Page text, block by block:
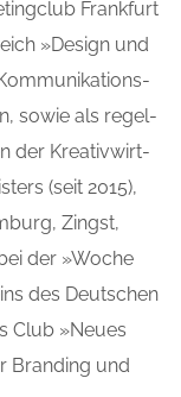
Frank­furt
»Design und
sowie als regel­
der Krea­tiv­wirt­
(seit 2015),
Zingst,
der »Woche
des Deut­schen
Club »Neu­es
Bran­ding und